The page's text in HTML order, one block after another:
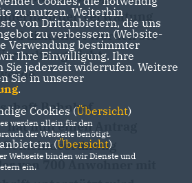
der Verwaltung
diskutiert worden sei
nicht
Bahnhof
hat nun einen Antrag
von 700 Anwohner mit
zu nutzen. Weiterhin
von Drittanbietern, die uns
zu verbessern (Website-
Verwendung bestimmter
Ihre Einwilligung. Ihre
Sie jederzeit widerrufen. Weitere
Sie in unserer
.
Cookies (Übersicht)
werden allein für den
der Webseite benötigt.
(Übersicht)
Webseite binden wir Dienste und
ein.